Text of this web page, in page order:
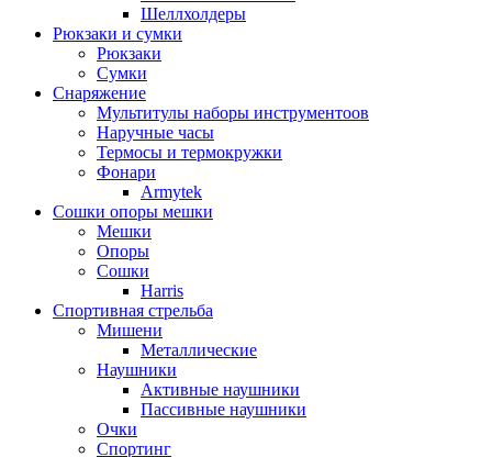
Шеллхолдеры
Рюкзаки и сумки
Рюкзаки
Сумки
Снаряжение
Мультитулы наборы инструментоов
Наручные часы
Термосы и термокружки
Фонари
Armytek
Сошки опоры мешки
Мешки
Опоры
Сошки
Harris
Спортивная стрельба
Мишени
Металлические
Наушники
Активные наушники
Пассивные наушники
Очки
Спортинг